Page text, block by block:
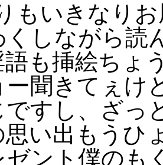
もいきなり
くしながら読
語も挿絵ちょ
ー聞きてぇけ
ですし、ざっ
思い出もうひ
ゼント僕のも